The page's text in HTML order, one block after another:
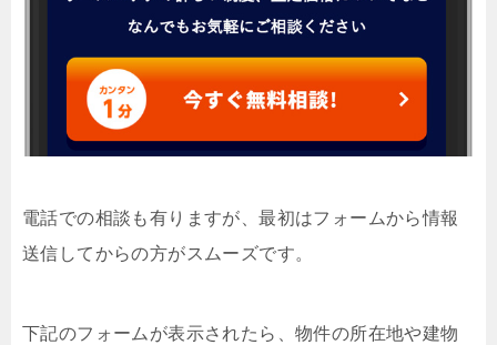
電話での相談も有りますが、最初はフォームから情報
送信してからの方がスムーズです。
下記のフォームが表示されたら、物件の所在地や建物